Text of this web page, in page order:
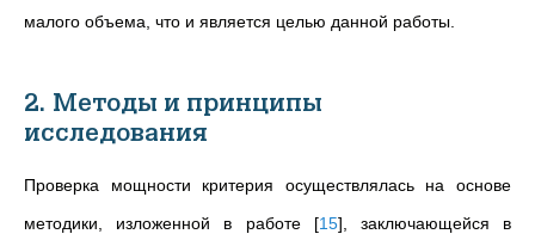
малого объема, что и является целью данной работы.
2. Методы и принципы
исследования
Проверка мощности критерия осуществлялась на основе
методики, изложенной в работе [15] , заключающейся в